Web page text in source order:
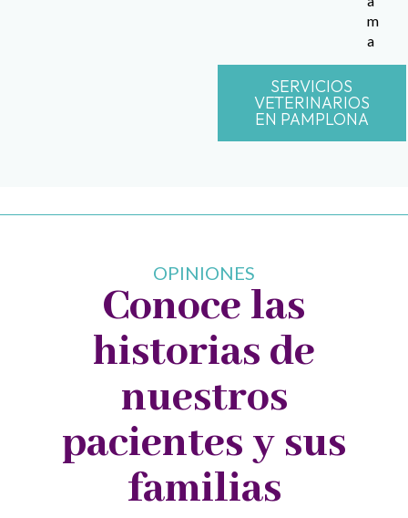
m
a
SERVICIOS
VETERINARIOS
EN PAMPLONA
OPINIONES
Conoce las
historias de
nuestros
pacientes y sus
familias